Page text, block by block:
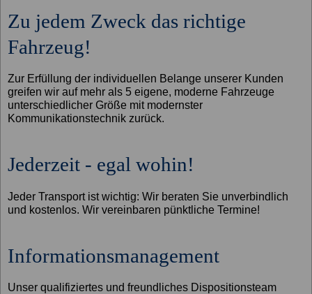
Zu jedem Zweck das richtige
Fahrzeug!
Zur Erfüllung der individuellen Belange unserer Kunden
greifen wir auf mehr als 5 eigene, moderne Fahrzeuge
unterschiedlicher Größe mit modernster
Kommunikationstechnik zurück.
Jederzeit - egal wohin!
Jeder Transport ist wichtig: Wir beraten Sie unverbindlich
und kostenlos. Wir vereinbaren pünktliche Termine!
Informationsmanagement
Unser qualifiziertes und freundliches Dispositionsteam